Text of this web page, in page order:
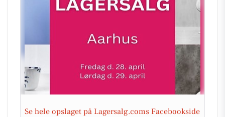
Se hele opslaget på Lagersalg.coms Facebookside